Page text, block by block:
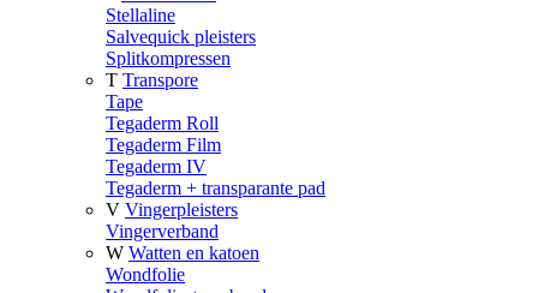
Stellaline
Salvequick pleisters
Splitkompressen
T Transpore
Tape
Tegaderm Roll
Tegaderm Film
Tegaderm IV
Tegaderm + transparante pad
V Vingerpleisters
Vingerverband
W Watten en katoen
Wondfolie